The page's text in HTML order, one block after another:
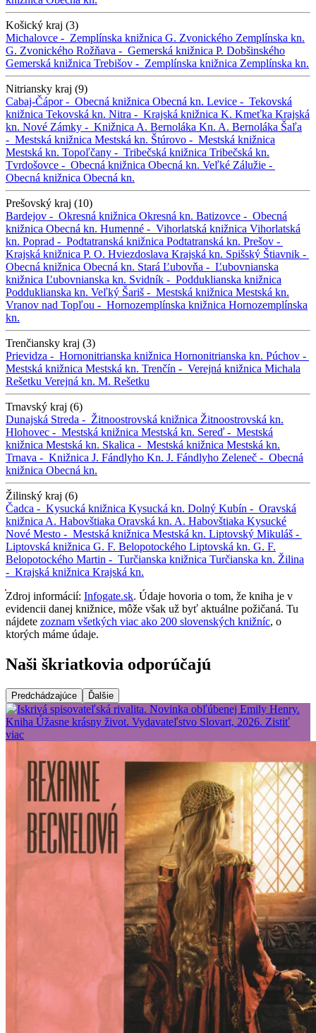
Košický kraj (3)
Michalovce - Zemplínska knižnica G. Zvonického Zemplínska kn.
G. Zvonického Rožňava - Gemerská knižnica P. Dobšinského
Gemerská knižnica Trebišov - Zemplínska knižnica Zemplínska kn.
Nitriansky kraj (9)
Cabaj-Čápor - Obecná knižnica Obecná kn. Levice - Tekovská
knižnica Tekovská kn. Nitra - Krajská knižnica K. Kmeťka Krajská
kn. Nové Zámky - Knižnica A. Bernoláka Kn. A. Bernoláka Šaľa
- Mestská knižnica Mestská kn. Štúrovo - Mestská knižnica
Mestská kn. Topoľčany - Tribečská knižnica Tribečská kn.
Tvrdošovce - Obecná knižnica Obecná kn. Veľké Zálužie -
Obecná knižnica Obecná kn.
Prešovský kraj (10)
Bardejov - Okresná knižnica Okresná kn. Batizovce - Obecná
knižnica Obecná kn. Humenné - Vihorlatská knižnica Vihorlatská
kn. Poprad - Podtatranská knižnica Podtatranská kn. Prešov -
Krajská knižnica P. O. Hviezdoslava Krajská kn. Spišský Štiavnik -
Obecná knižnica Obecná kn. Stará Ľubovňa - Ľubovnianska
knižnica Ľubovnianska kn. Svidník - Podduklianska knižnica
Podduklianska kn. Veľký Šariš - Mestská knižnica Mestská kn.
Vranov nad Topľou - Hornozemplínska knižnica Hornozemplínska
kn.
Trenčiansky kraj (3)
Prievidza - Hornonitrianska knižnica Hornonitrianska kn. Púchov -
Mestská knižnica Mestská kn. Trenčín - Verejná knižnica Michala
Rešetku Verejná kn. M. Rešetku
Trnavský kraj (6)
Dunajská Streda - Žitnoostrovská knižnica Žitnoostrovská kn.
Hlohovec - Mestská knižnica Mestská kn. Sereď - Mestská
knižnica Mestská kn. Skalica - Mestská knižnica Mestská kn.
Trnava - Knižnica J. Fándlyho Kn. J. Fándlyho Zeleneč - Obecná
knižnica Obecná kn.
Žilinský kraj (6)
Čadca - Kysucká knižnica Kysucká kn. Dolný Kubín - Oravská
knižnica A. Habovštiaka Oravská kn. A. Habovštiaka Kysucké
Nové Mesto - Mestská knižnica Mestská kn. Liptovský Mikuláš -
Liptovská knižnica G. F. Belopotockého Liptovská kn. G. F.
Belopotockého Martin - Turčianska knižnica Turčianska kn. Žilina
- Krajská knižnica Krajská kn.
Zdroj informácií: Infogate.sk. Údaje hovoria o tom, že kniha je v
evidencii danej knižnice, môže však už byť aktuálne požičaná. Tu
nájdete zoznam všetkých viac ako 200 slovenských knižníc, o
ktorých máme údaje.
Naši škriatkovia odporúčajú
Predchádzajúce Ďalšie